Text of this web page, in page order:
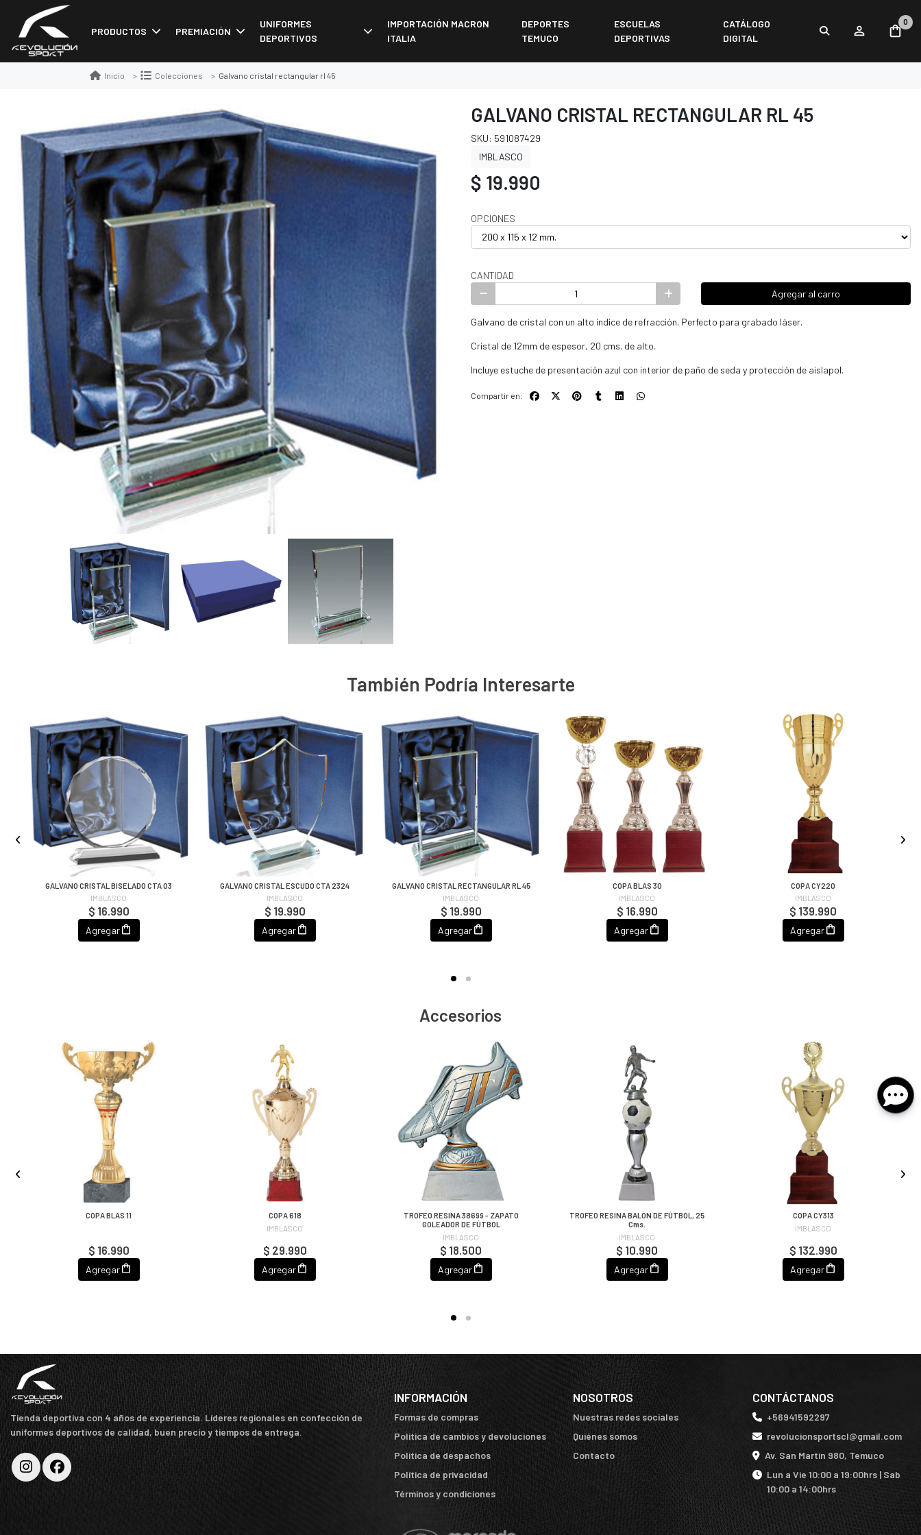
PRODUCTOS PREMIACIÓN
UNIFORMES
DEPORTIVOS
IMPORTACIÓN MACRON
ITALIA
DEPORTES
TEMUCO
ESCUELAS
DEPORTIVAS
CATÁLOGO
DIGITAL
0
Inicio Colecciones Galvano cristal rectangular rl 45
GALVANO CRISTAL RECTANGULAR RL 45
SKU: 591087429
IMBLASCO
$ 19.990
OPCIONES
CANTIDAD
Agregar al carro
Galvano de cristal con un alto índice de refracción. Perfecto para grabado láser.
Cristal de 12mm de espesor, 20 cms. de alto.
Incluye estuche de presentación azul con interior de paño de seda y protección de aislapol.
Compartir en:
También Podría Interesarte
GALVANO CRISTAL BISELADO CTA 03
IMBLASCO
$ 16.990
Agregar
GALVANO CRISTAL ESCUDO CTA 2324
IMBLASCO
$ 19.990
Agregar
GALVANO CRISTAL RECTANGULAR RL 45
IMBLASCO
$ 19.990
Agregar
COPA BLAS 30
IMBLASCO
$ 16.990
Agregar
COPA CY220
IMBLASCO
$ 139.990
Agregar
Accesorios
COPA BLAS 11
$ 16.990
Agregar
COPA 618
IMBLASCO
$ 29.990
Agregar
TROFEO RESINA 38699 - ZAPATO
GOLEADOR DE FÚTBOL
IMBLASCO
$ 18.500
Agregar
TROFEO RESINA BALÓN DE FÚTBOL, 25
Cms.
IMBLASCO
$ 10.990
Agregar
COPA CY313
IMBLASCO
$ 132.990
Agregar
Tienda deportiva con 4 años de experiencia. Líderes regionales en confección de
uniformes deportivos de calidad, buen precio y tiempos de entrega.
INFORMACIÓN
Formas de compras
Política de cambios y devoluciones
Política de despachos
Política de privacidad
Términos y condiciones
NOSOTROS
Nuestras redes sociales
Quiénes somos
Contacto
CONTÁCTANOS
+56941592297
revolucionsportscl@gmail.com
Av. San Martín 980, Temuco
Lun a Vie 10:00 a 19:00hrs | Sab
10:00 a 14:00hrs